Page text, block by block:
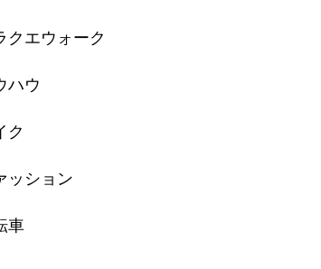
クエウォーク
ハウ
ク
ッション
車